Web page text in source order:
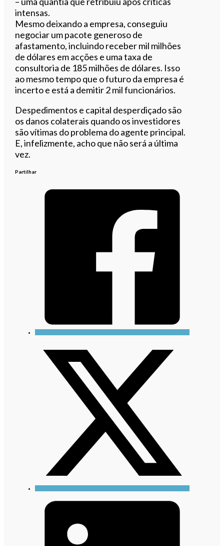
intensas.
Mesmo deixando a empresa, conseguiu
negociar um pacote generoso de
afastamento, incluindo receber mil milhões
de dólares em acções e uma taxa de
consultoria de 185 milhões de dólares. Isso
ao mesmo tempo que o futuro da empresa é
incerto e está a demitir 2 mil funcionários.
Despedimentos e capital desperdiçado são
os danos colaterais quando os investidores
são vítimas do problema do agente principal.
E, infelizmente, acho que não será a última
vez.
Partilhar